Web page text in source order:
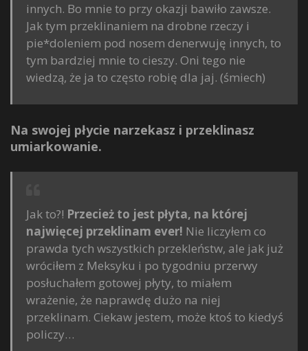
innych. Bo mnie to przy okazji bawiło zawsze.
Jak tym przeklinaniem na drobne rzeczy i
pie*doleniem pod nosem denerwuję innych, to
tym bardziej mnie to cieszy. Oni tego nie
wiedzą, że ja to często robię dla jaj. (śmiech)
Na swojej płycie narzekasz i przeklinasz
umiarkowanie.
Jak to?! Przecież to jest płyta, na której
najwięcej przeklinam ever! Nie liczyłem co
prawda tych wszystkich przekleństw, ale jak już
wróciłem z Meksyku i po tygodniu przerwy
posłuchałem gotowej płyty, to miałem
wrażenie, że naprawdę dużo na niej
przeklinam. Ciekaw jestem, może ktoś to kiedyś
policzy…